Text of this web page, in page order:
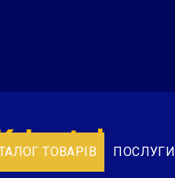
ТОВАРІВ ПОСЛУГИ
Instal